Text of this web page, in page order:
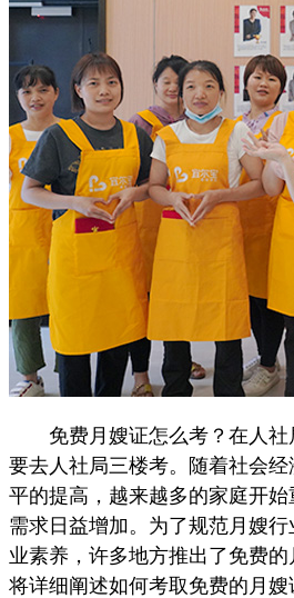
免费月嫂证怎么考？在人社
要去人社局三楼考。随着社会
平的提高，越来越多的家庭开
需求日益增加。为了规范月嫂
业素养，许多地方推出了免费
将详细阐述如何考取免费的月